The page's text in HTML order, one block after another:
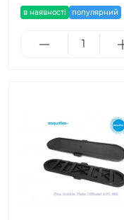
в наявності популярний